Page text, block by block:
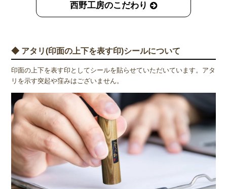
西野工房のこだわり
◆ アタリ(印面の上下を表す印)シールについて
印面の上下を表す印としてシールを貼らせていただいています。アタ
リを示す突起や窪みはございません。